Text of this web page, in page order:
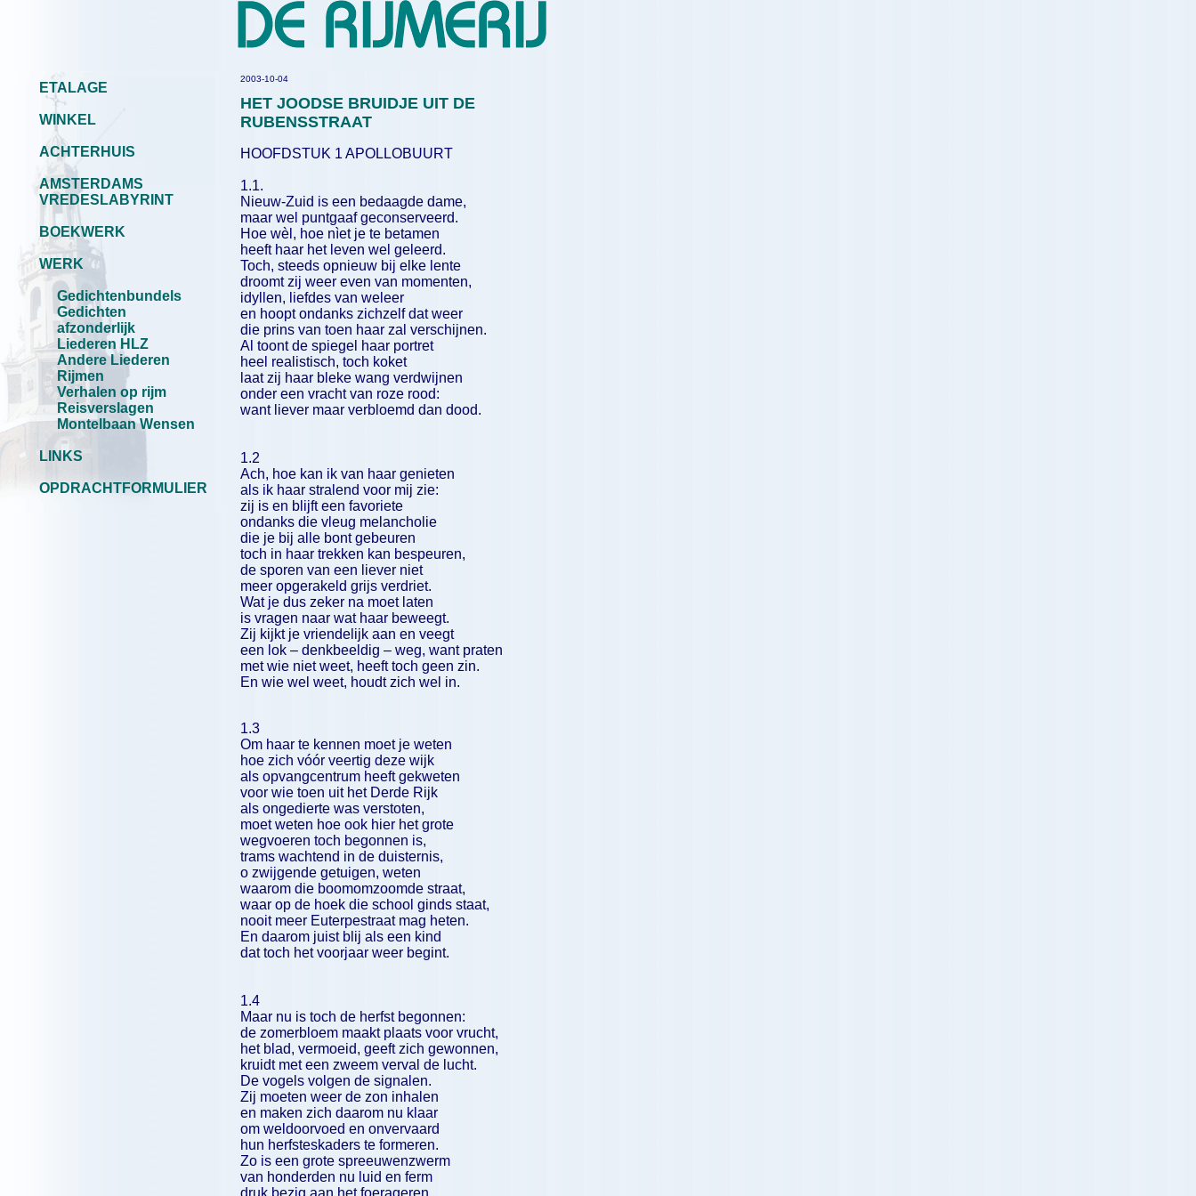
ETALAGE
WINKEL
ACHTERHUIS
AMSTERDAMS
VREDESLABYRINT
BOEKWERK
WERK
Gedichtenbundels
Gedichten
afzonderlijk
Liederen HLZ
Andere Liederen
Rijmen
Verhalen op rijm
Reisverslagen
Montelbaan Wensen
LINKS
OPDRACHTFORMULIER
2003-10-04
HET JOODSE BRUIDJE UIT DE
RUBENSSTRAAT
HOOFDSTUK 1 APOLLOBUURT
1.1.
Nieuw-Zuid is een bedaagde dame,
maar wel puntgaaf geconserveerd.
Hoe wèl, hoe nìet je te betamen
heeft haar het leven wel geleerd.
Toch, steeds opnieuw bij elke lente
droomt zij weer even van momenten,
idyllen, liefdes van weleer
en hoopt ondanks zichzelf dat weer
die prins van toen haar zal verschijnen.
Al toont de spiegel haar portret
heel realistisch, toch koket
laat zij haar bleke wang verdwijnen
onder een vracht van roze rood:
want liever maar verbloemd dan dood.
1.2
Ach, hoe kan ik van haar genieten
als ik haar stralend voor mij zie:
zij is en blijft een favoriete
ondanks die vleug melancholie
die je bij alle bont gebeuren
toch in haar trekken kan bespeuren,
de sporen van een liever niet
meer opgerakeld grijs verdriet.
Wat je dus zeker na moet laten
is vragen naar wat haar beweegt.
Zij kijkt je vriendelijk aan en veegt
een lok – denkbeeldig – weg, want praten
met wie niet weet, heeft toch geen zin.
En wie wel weet, houdt zich wel in.
1.3
Om haar te kennen moet je weten
hoe zich vóór veertig deze wijk
als opvangcentrum heeft gekweten
voor wie toen uit het Derde Rijk
als ongedierte was verstoten,
moet weten hoe ook hier het grote
wegvoeren toch begonnen is,
trams wachtend in de duisternis,
o zwijgende getuigen, weten
waarom die boomomzoomde straat,
waar op de hoek die school ginds staat,
nooit meer Euterpestraat mag heten.
En daarom juist blij als een kind
dat toch het voorjaar weer begint.
1.4
Maar nu is toch de herfst begonnen:
de zomerbloem maakt plaats voor vrucht,
het blad, vermoeid, geeft zich gewonnen,
kruidt met een zweem verval de lucht.
De vogels volgen de signalen.
Zij moeten weer de zon inhalen
en maken zich daarom nu klaar
om weldoorvoed en onvervaard
hun herfsteskaders te formeren.
Zo is een grote spreeuwenzwerm
van honderden nu luid en ferm
druk bezig aan het foerageren